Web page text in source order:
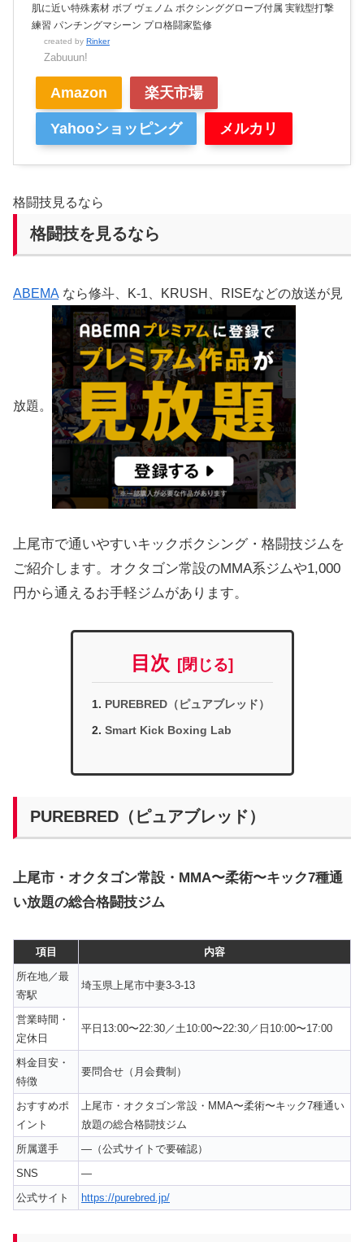
肌に近い特殊素材 ボブ ヴェノム ボクシンググローブ付属 実戦型打撃
練習 パンチングマシーン プロ格闘家監修
created by Rinker
Zabuuun!
Amazon 楽天市場
Yahooショッピング メルカリ
格闘技見るなら
格闘技を見るなら
ABEMA なら修斗、K-1、KRUSH、RISEなどの放送が見
放題。
上尾市で通いやすいキックボクシング・格闘技ジムを
ご紹介します。オクタゴン常設のMMA系ジムや1,000
円から通えるお手軽ジムがあります。
目次
PUREBRED（ピュアブレッド）
Smart Kick Boxing Lab
PUREBRED（ピュアブレッド）
上尾市・オクタゴン常設・MMA〜柔術〜キック7種通
い放題の総合格闘技ジム
項目
内容
所在地／最
寄駅
埼玉県上尾市中妻3-3-13
営業時間・
定休日
平日13:00〜22:30／土10:00〜22:30／日10:00〜17:00
料金目安・
特徴
要問合せ（月会費制）
おすすめポ
イント
上尾市・オクタゴン常設・MMA〜柔術〜キック7種通い
放題の総合格闘技ジム
所属選手
—（公式サイトで要確認）
SNS
—
公式サイト
https://purebred.jp/